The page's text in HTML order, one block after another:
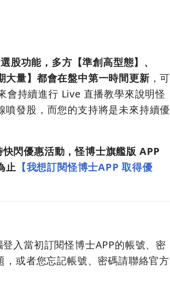
股功能，多方【準創高型態】、
大量】都會在盤中第一時間更新 ，可
會持續進行 Live 直播教學來說明怪
發股，而您的支持將是未來持續優
閃優惠活動，怪博士旗艦版 APP
止 【我想訂閱怪博士APP 取得優
入當初訂閱怪博士APP的帳號、密
或者您忘記帳號、密碼請聯絡官方